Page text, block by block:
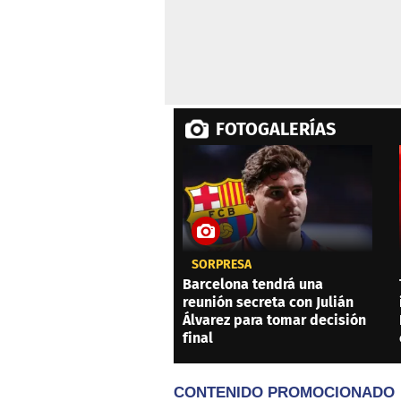
FOTOGALERÍAS
SORPRESA
Barcelona tendrá una
reunión secreta con Julián
Álvarez para tomar decisión
final